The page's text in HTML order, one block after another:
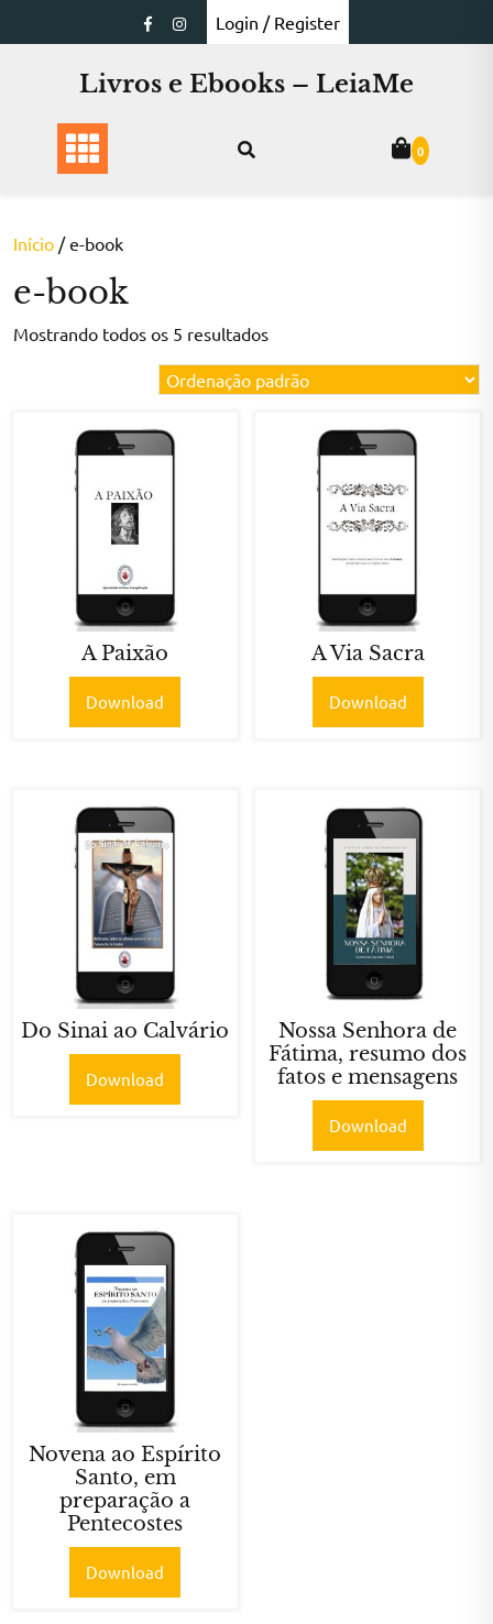
to
Login / Register
Livros e Ebooks – LeiaMe
0
Início / e-book
e-book
Mostrando todos os 5 resultados
A Paixão
Download
A Via Sacra
Download
Do Sinai ao Calvário
Download
Nossa Senhora de
Fátima, resumo dos
fatos e mensagens
Download
Novena ao Espírito
Santo, em
preparação a
Pentecostes
Download